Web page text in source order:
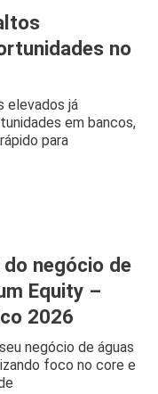
no
elevados já
em bancos,
para
negócio de
Equity –
2026
negócio de águas
foco no core e